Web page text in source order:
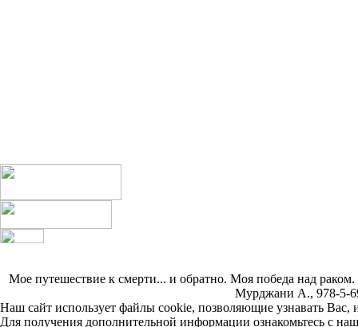
Мое путешествие к смерти... и обратно. Моя победа над
Мурджани А., 978-5-
Наш сайт использует файлы cookie, позволяющие узнавать Вас,
Для получения дополнительной информации ознакомьтесь с